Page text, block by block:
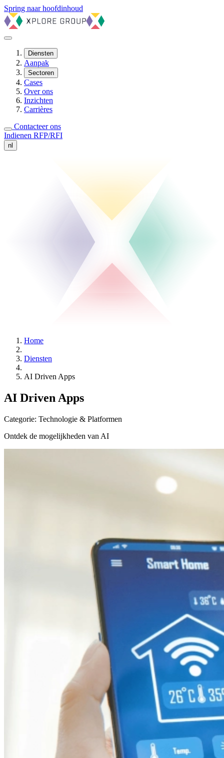
Spring naar hoofdinhoud
Diensten
Aanpak
Sectoren
Cases
Over ons
Inzichten
Carrières
Contacteer ons
Indienen RFP/RFI
nl
Home
Diensten
AI Driven Apps
AI Driven Apps
Categorie: Technologie & Platformen
Ontdek de mogelijkheden van AI